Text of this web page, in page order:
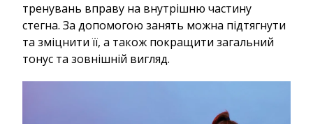
тренувань вправу на внутрішню частину
стегна. За допомогою занять можна підтягнути
та зміцнити її, а також покращити загальний
тонус та зовнішній вигляд.